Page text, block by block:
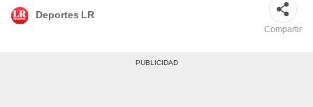
Deportes LR
Compartir